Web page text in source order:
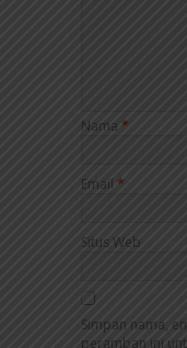
Nama *
Email *
Situs Web
Simpan nama,
peramban ini